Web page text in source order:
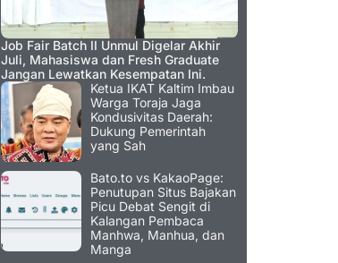
Job Fair Batch II Unmul Digelar Akhir
Juli, Mahasiswa dan Fresh Graduate
Jangan Lewatkan Kesempatan Ini.
Ketua IKAT Kaltim Imbau
Warga Toraja Jaga
Kondusivitas Daerah:
Dukung Pemerintah
yang Sah
Bato.to vs KakaoPage:
Penutupan Situs Bajakan
Picu Debat Sengit di
Kalangan Pembaca
Manhwa, Manhua, dan
Manga